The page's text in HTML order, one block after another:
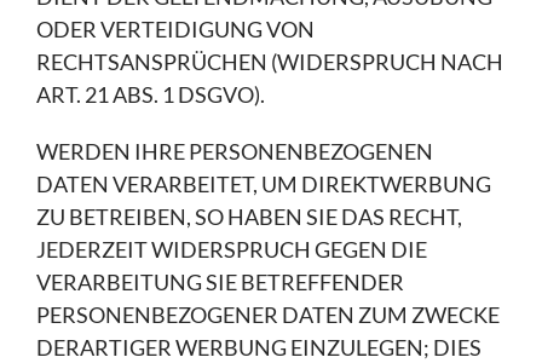
ODER VERTEIDIGUNG VON
RECHTSANSPRÜCHEN (WIDERSPRUCH NACH
ART. 21 ABS. 1 DSGVO).
WERDEN IHRE PERSONENBEZOGENEN
DATEN VERARBEITET, UM DIREKTWERBUNG
ZU BETREIBEN, SO HABEN SIE DAS RECHT,
JEDERZEIT WIDERSPRUCH GEGEN DIE
VERARBEITUNG SIE BETREFFENDER
PERSONENBEZOGENER DATEN ZUM ZWECKE
DERARTIGER WERBUNG EINZULEGEN; DIES